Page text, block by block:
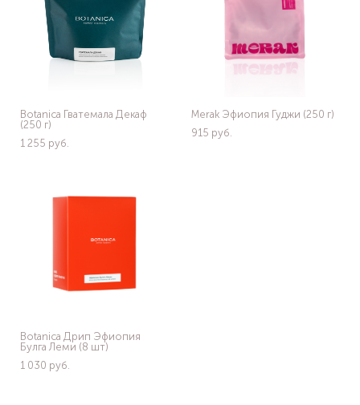
Botanica Гватемала Декаф
(250 г)
1 255 pуб.
Merak Эфиопия Гуджи (250 г)
915 pуб.
Botanica Дрип Эфиопия
Булга Леми (8 шт)
1 030 pуб.